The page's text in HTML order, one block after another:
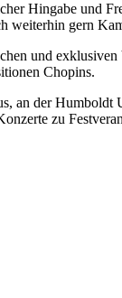
Hingabe und
gern
und
Chopins.
der
zu